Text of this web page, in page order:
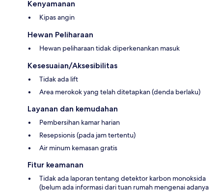
Kenyamanan
Kipas angin
Hewan Peliharaan
Hewan peliharaan tidak diperkenankan masuk
Kesesuaian/Aksesibilitas
Tidak ada lift
Area merokok yang telah ditetapkan (denda berlaku)
Layanan dan kemudahan
Pembersihan kamar harian
Resepsionis (pada jam tertentu)
Air minum kemasan gratis
Fitur keamanan
Tidak ada laporan tentang detektor karbon monoksida
(belum ada informasi dari tuan rumah mengenai adanya